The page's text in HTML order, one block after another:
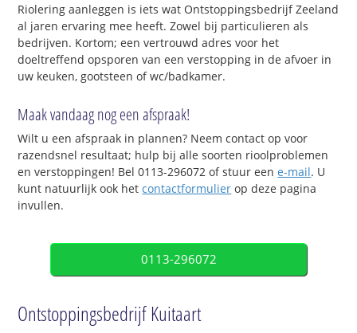
Riolering aanleggen is iets wat Ontstoppingsbedrijf Zeeland
al jaren ervaring mee heeft. Zowel bij particulieren als
bedrijven. Kortom; een vertrouwd adres voor het
doeltreffend opsporen van een verstopping in de afvoer in
uw keuken, gootsteen of wc/badkamer.
Maak vandaag nog een afspraak!
Wilt u een afspraak in plannen? Neem contact op voor
razendsnel resultaat; hulp bij alle soorten rioolproblemen
en verstoppingen! Bel 0113-296072 of stuur eene-mail. U
kunt natuurlijk ook hetcontactformulier op deze pagina
invullen.
0113-296072
Ontstoppingsbedrijf Kuitaart